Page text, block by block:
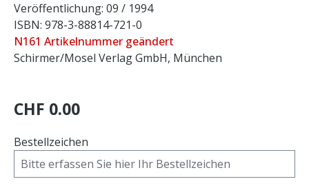
Veröffentlichung: 09 / 1994
ISBN: 978-3-88814-721-0
N161 Artikelnummer geändert
Schirmer/Mosel Verlag GmbH, München
CHF 0.00
Bestellzeichen